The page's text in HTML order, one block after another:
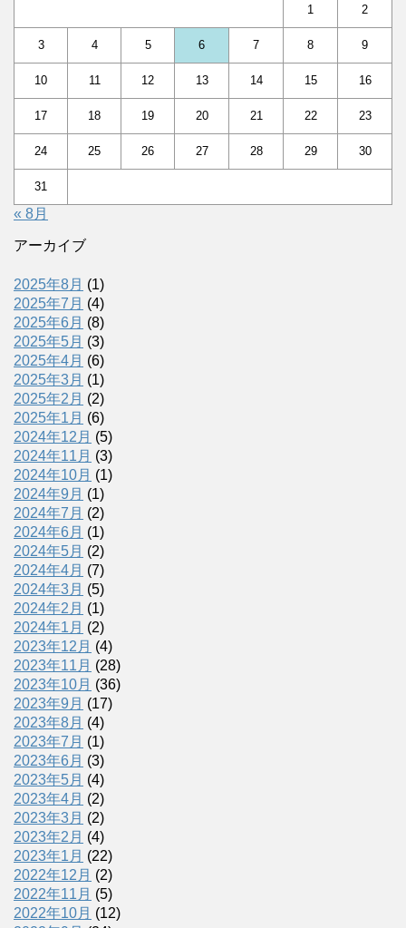
1 2
3 4 5 6 7 8 9
10 11 12 13 14 15 16
17 18 19 20 21 22 23
24 25 26 27 28 29 30
31
« 8月
アーカイブ
2025年8月 (1)
2025年7月 (4)
2025年6月 (8)
2025年5月 (3)
2025年4月 (6)
2025年3月 (1)
2025年2月 (2)
2025年1月 (6)
2024年12月 (5)
2024年11月 (3)
2024年10月 (1)
2024年9月 (1)
2024年7月 (2)
2024年6月 (1)
2024年5月 (2)
2024年4月 (7)
2024年3月 (5)
2024年2月 (1)
2024年1月 (2)
2023年12月 (4)
2023年11月 (28)
2023年10月 (36)
2023年9月 (17)
2023年8月 (4)
2023年7月 (1)
2023年6月 (3)
2023年5月 (4)
2023年4月 (2)
2023年3月 (2)
2023年2月 (4)
2023年1月 (22)
2022年12月 (2)
2022年11月 (5)
2022年10月 (12)